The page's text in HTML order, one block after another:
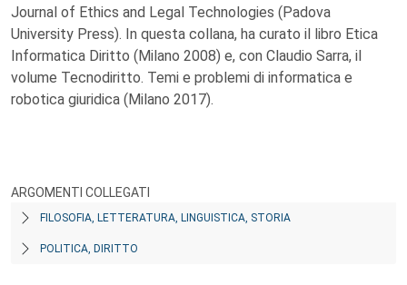
Journal of Ethics and Legal Technologies (Padova
University Press). In questa collana, ha curato il libro Etica
Informatica Diritto (Milano 2008) e, con Claudio Sarra, il
volume Tecnodiritto. Temi e problemi di informatica e
robotica giuridica (Milano 2017).
ARGOMENTI COLLEGATI
FILOSOFIA, LETTERATURA, LINGUISTICA, STORIA
POLITICA, DIRITTO